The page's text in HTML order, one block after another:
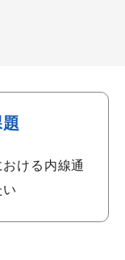
ける内線通